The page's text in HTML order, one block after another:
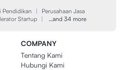
Pendidikan |
Perusahaan Jasa
Startup | …and 34 more
COMPANY
Tentang Kami
Hubungi Kami